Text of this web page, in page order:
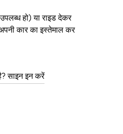
हो) या राइड देकर
कार का इस्तेमाल कर
साइन इन करें